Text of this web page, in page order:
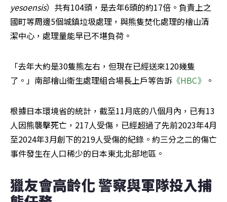
yesoensis）共有104頭，是去年6頭的約17倍。負責上之
國町等周邊5個城鎮垃圾處理，與熊隻焚化處理的檜山清
潔中心，處理量能早已不堪負荷。
「去年大約是30隻熊左右，但現在已經送來120幾隻
了。」南部檜山衛生處理組合場長上戶等告訴 《HBC》 。
根據日本環境省的統計，截至11月底的八個月內，已有13
人因熊襲擊死亡，217人受傷，已經超過了先前2023年4月
至2024年3月創下的219人受傷的紀錄。約三分之二的傷亡
事件發生在人口稀少的日本東北北部地區。
獵友會高齡化 警察與軍隊投入捕